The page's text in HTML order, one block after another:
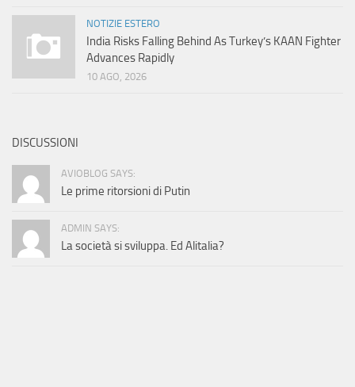
NOTIZIE ESTERO
India Risks Falling Behind As Turkey’s KAAN Fighter
Advances Rapidly
10 AGO, 2026
DISCUSSIONI
AVIOBLOG SAYS:
Le prime ritorsioni di Putin
ADMIN SAYS:
La società si sviluppa. Ed Alitalia?